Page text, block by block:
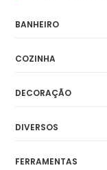
BANHEIRO
COZINHA
DECORAÇÃO
DIVERSOS
FERRAMENTAS